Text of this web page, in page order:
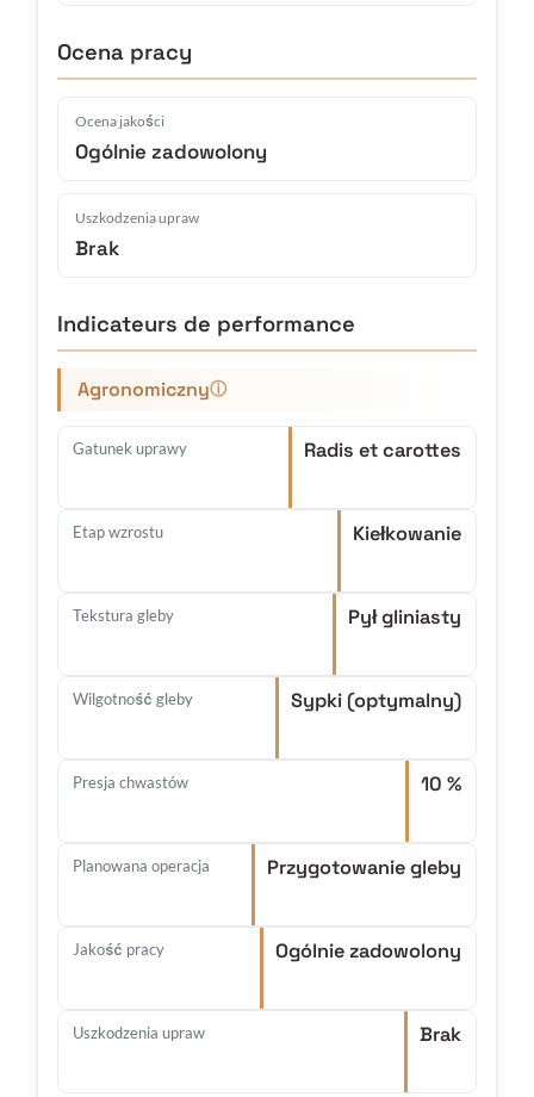
Ocena pracy
Ocena jakości
Ogólnie zadowolony
Uszkodzenia upraw
Brak
Indicateurs de performance
Agronomicznyⓘ
Gatunek uprawy Radis et carottes
Etap wzrostu Kiełkowanie
Tekstura gleby Pył gliniasty
Wilgotność gleby Sypki (optymalny)
Presja chwastów 10 %
Planowana operacja Przygotowanie gleby
Jakość pracy Ogólnie zadowolony
Uszkodzenia upraw Brak